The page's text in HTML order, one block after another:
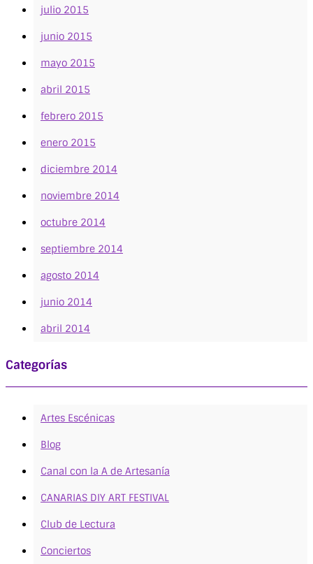
julio 2015
junio 2015
mayo 2015
abril 2015
febrero 2015
enero 2015
diciembre 2014
noviembre 2014
octubre 2014
septiembre 2014
agosto 2014
junio 2014
abril 2014
Categorías
Artes Escénicas
Blog
Canal con la A de Artesanía
CANARIAS DIY ART FESTIVAL
Club de Lectura
Conciertos